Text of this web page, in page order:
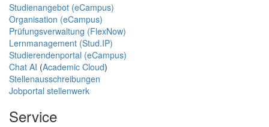
Studienangebot (eCampus)
Organisation (eCampus)
Prüfungsverwaltung (FlexNow)
Lernmanagement (Stud.IP)
Studierendenportal (eCampus)
Chat AI (Academic Cloud)
Stellenausschreibungen
Jobportal stellenwerk
Service